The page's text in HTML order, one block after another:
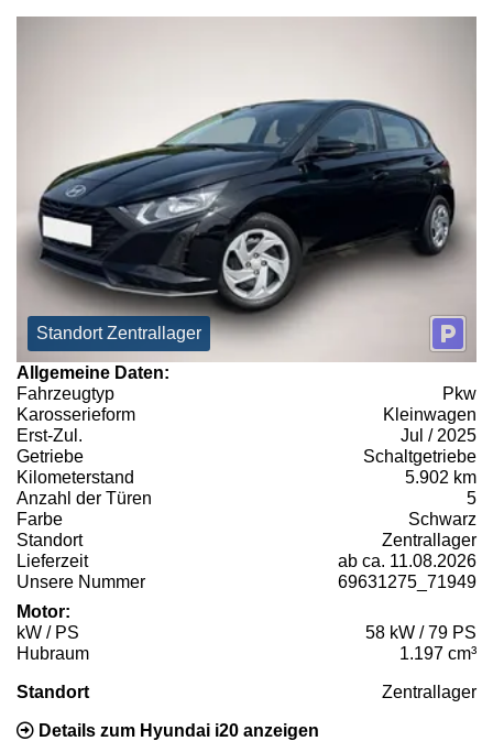
Standort Zentrallager
Allgemeine Daten:
Fahrzeugtyp
Pkw
Karosserieform
Kleinwagen
Erst-Zul.
Jul / 2025
Getriebe
Schaltgetriebe
Kilometerstand
5.902 km
Anzahl der Türen
5
Farbe
Schwarz
Standort
Zentrallager
Lieferzeit
ab ca. 11.08.2026
Unsere Nummer
69631275_71949
Motor:
kW / PS
58 kW / 79 PS
Hubraum
1.197 cm³
Standort Zentrallager
Details zum Hyundai i20 anzeigen